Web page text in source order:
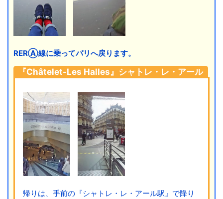
RERⒶ線に乗ってパリへ戻ります。
『Châtelet-Les Halles』シャトレ・レ・アール
帰りは、手前の『シャトレ・レ・アール駅』で降り